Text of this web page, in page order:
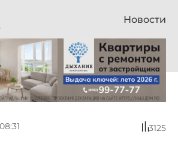
Новости
3125